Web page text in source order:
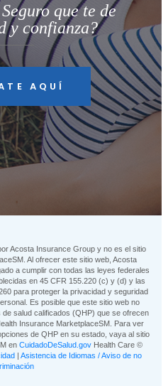
que te de
y confianza?
AQUÍ
Acosta Insurance Group y no es el sitio
Al ofrecer este sitio web, Acosta
a cumplir con todas las leyes federales
en 45 CFR 155.220 (c) y (d) y las
para proteger la privacidad y seguridad
Es posible que este sitio web no
salud calificados (QHP) que se ofrecen
Insurance MarketplaceSM. Para ver
de QHP en su estado, vaya al sitio
enCuidadoDeSalud.gov Health Care ©
| Asistencia de Idiomas / Aviso de no